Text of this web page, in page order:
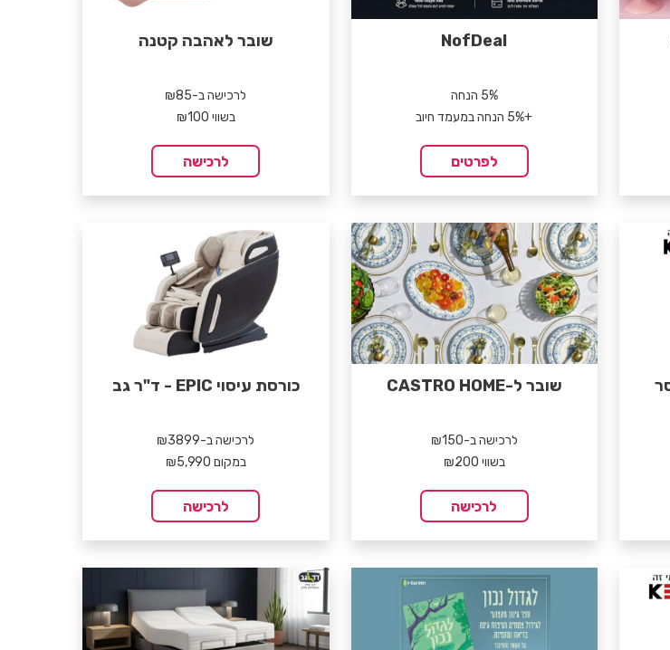
NofDeal
5% הנחה
+5% הנחה במעמד חיוב
לפרטים
שובר לאהבה קטנה
לרכישה ב-₪85
בשווי ₪100
לרכישה
שובר ל-CASTRO HOME
לרכישה ב-₪150
בשווי ₪200
לרכישה
כורסת עיסוי EPIC - ד"ר גב
לרכישה ב-₪3899
במקום ₪5,990
לרכישה